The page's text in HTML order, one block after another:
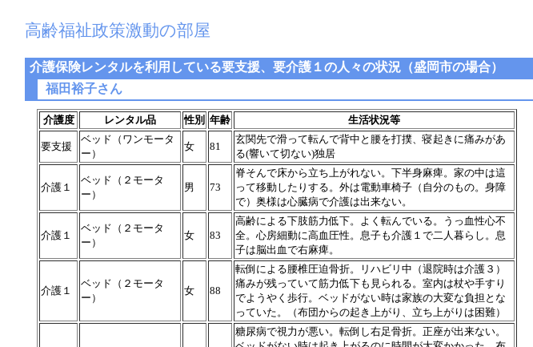
高齢福祉政策激動の部屋
介護保険レンタルを利用している要支援、要介護１の人々の状況（盛岡市の場合）
福田裕子さん
介護度 レンタル品 性別 年齢 生活状況等
要支援
ベッド（ワンモータ
ー）
女 81
玄関先で滑って転んで背中と腰を打撲、寝起きに痛みがあ
る(響いて切ない)独居
介護１
ベッド（２モータ
ー）
男 73
脊そんで床から立ち上がれない。下半身麻痺。家の中は這
って移動したりする。外は電動車椅子（自分のもの。身障
で）奥様は心臓病で介護は出来ない。
介護１
ベッド（２モータ
ー）
女 83
高齢による下肢筋力低下。よく転んでいる。うっ血性心不
全。心房細動に高血圧性。息子も介護１で二人暮らし。息
子は脳出血で右麻痺。
介護１
ベッド（２モータ
ー）
女 88
転倒による腰椎圧迫骨折。リハビリ中（退院時は介護３）
痛みが残っていて筋力低下も見られる。室内は杖や手すり
でようやく歩行。ベッドがない時は家族の大変な負担とな
っていた。（布団からの起き上がり、立ち上がりは困難）
糖尿病で視力が悪い。転倒し右足骨折。正座が出来ない。